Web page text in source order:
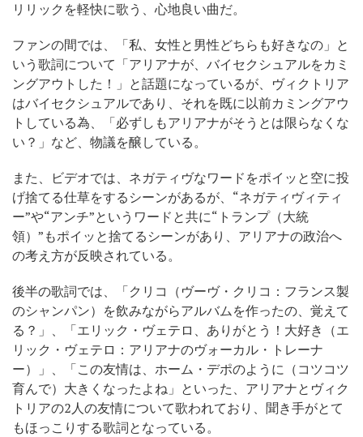
リリックを軽快に歌う、心地良い曲だ。
ファンの間では、「私、女性と男性どちらも好きなの」と
いう歌詞について「アリアナが、バイセクシュアルをカミ
ングアウトした！」と話題になっているが、ヴィクトリア
はバイセクシュアルであり、それを既に以前カミングアウ
トしている為、「必ずしもアリアナがそうとは限らなくな
い？」など、物議を醸している。
また、ビデオでは、ネガティヴなワードをポイッと空に投
げ捨てる仕草をするシーンがあるが、“ネガティヴィティ
ー”や“アンチ”というワードと共に“トランプ（大統
領）”もポイッと捨てるシーンがあり、アリアナの政治へ
の考え方が反映されている。
後半の歌詞では、「クリコ（ヴーヴ・クリコ：フランス製
のシャンパン）を飲みながらアルバムを作ったの、覚えて
る？」、「エリック・ヴェテロ、ありがとう！大好き（エ
リック・ヴェテロ：アリアナのヴォーカル・トレーナ
ー）」、「この友情は、ホーム・デポのように（コツコツ
育んで）大きくなったよね」といった、アリアナとヴィク
トリアの2人の友情について歌われており、聞き手がとて
もほっこりする歌詞となっている。